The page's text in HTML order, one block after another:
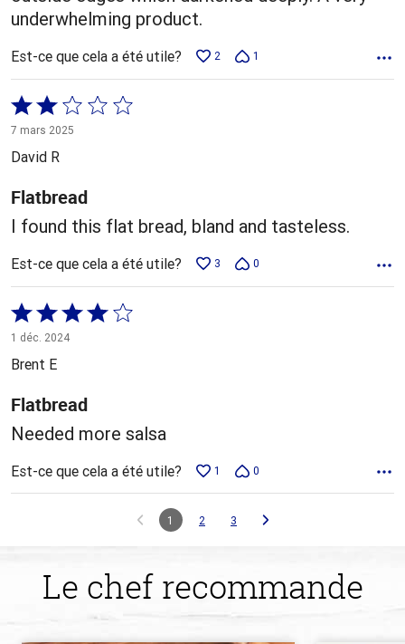
underwhelming product.
Est-ce que cela a été utile? 2 1
Coté
2 sur
5
7 mars 2025
David R
Flatbread
I found this flat bread, bland and tasteless.
Est-ce que cela a été utile? 3 0
Coté
4 sur
5
1 déc. 2024
Brent E
Flatbread
Needed more salsa
Est-ce que cela a été utile? 1 0
1 2 3
Le chef recommande